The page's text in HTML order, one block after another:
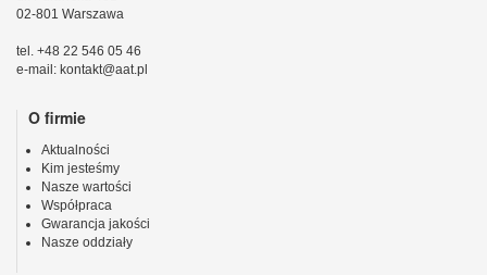
02-801 Warszawa
tel. +48 22 546 05 46
e-mail: kontakt@aat.pl
O firmie
Aktualności
Kim jesteśmy
Nasze wartości
Współpraca
Gwarancja jakości
Nasze oddziały